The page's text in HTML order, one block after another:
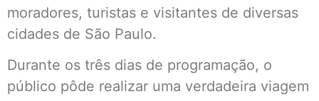
moradores, turistas e visitantes de diversas
cidades de São Paulo.
Durante os três dias de programação, o
público pôde realizar uma verdadeira viagem